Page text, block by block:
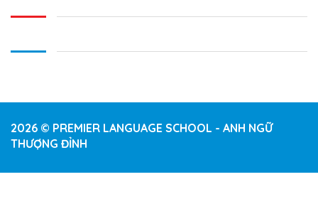
2026 © PREMIER LANGUAGE SCHOOL - ANH NGỮ
THƯỢNG ĐỈNH